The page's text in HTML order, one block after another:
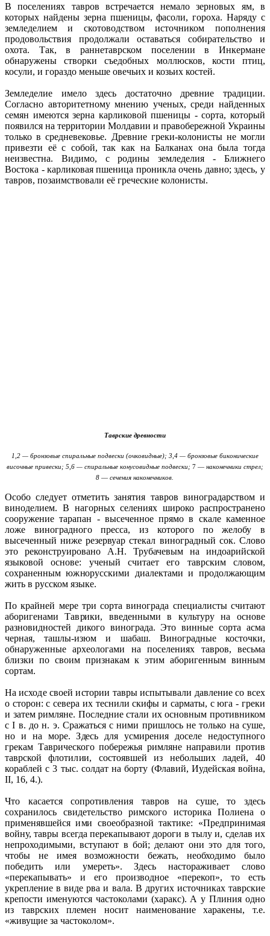
В поселениях тавров встречается немало зерновых ям, в
которых найдены зерна пшеницы, фасоли, гороха. Наряду с
земледелием и скотоводством источником пополнения
продовольствия продолжали оставаться собирательство и
охота. Так, в раннетаврском поселении в Инкермане
обнаружены створки съедобных моллюсков, кости птиц,
косули, и гораздо меньше овечьих и козьих костей.
Земледелие имело здесь достаточно древние традиции.
Согласно авторитетному мнению ученых, среди найденных
семян имеются зерна карликовой пшеницы - сорта, который
появился на территории Молдавии и правобережной Украины
только в средневековье. Древние греки-колонисты не могли
привезти её с собой, так как на Балканах она была тогда
неизвестна. Видимо, с родины земледелия - Ближнего
Востока - карликовая пшеница проникла очень давно; здесь, у
тавров, позаимствовали её греческие колонисты.
Таврские древности
1,2 — бронзовые спиральные подвески (очковидные); 3,4 — бронзовые биконические
височные привески; 5,6 — спиральные конусовидные подвески; 7 — наконечники стрел;
8 —сечения наконечников.
Особо следует отметить занятия тавров виноградарством и
виноделием. В нагорных селениях широко распространено
сооружение тарапан - высеченное прямо в скале каменное
ложе виноградного пресса, из которого по желобу в
высеченный ниже резервуар стекал виноградный сок. Слово
это реконструировано А.Н. Трубачевым на индоарийской
языковой основе: ученый считает его таврским словом,
сохраненным южнорусскими диалектами и продолжающим
жить в русском языке.
По крайней мере три сорта винограда специалисты считают
аборигенами Таврики, введенными в культуру на основе
разновидностей дикого винограда. Это винные сорта асма
черная, ташлы-изюм и шабаш. Виноградные косточки,
обнаруженные археологами на поселениях тавров, весьма
близки по своим признакам к этим аборигенным винным
сортам.
На исходе своей истории тавры испытывали давление со всех
о сторон: с севера их теснили скифы и сарматы, с юга - греки
и затем римляне. Последние стали их основным противником
с I в. до н. э. Сражаться с ними пришлось не только на суше,
но и на море. Здесь для усмирения доселе недоступного
грекам Таврического побережья римляне направили против
таврской флотилии, состоявшей из небольших ладей, 40
кораблей с 3 тыс. солдат на борту (Флавий, Иудейская война,
II, 16, 4.).
Что касается сопротивления тавров на суше, то здесь
сохранилось свидетельство римского историка Полиена о
применявшейся ими своеобразной тактике: «Предпринимая
войну, тавры всегда перекапывают дороги в тылу и, сделав их
непроходимыми, вступают в бой; делают они это для того,
чтобы не имея возможности бежать, необходимо было
победить или умереть». Здесь настораживает слово
«перекапывать» и его производное «перекоп», то есть
укрепление в виде рва и вала. В других источниках таврские
крепости именуются частоколами (харакс). А у Плиния одно
из таврских племен носит наименование харакены, т.е.
«живущие за частоколом».